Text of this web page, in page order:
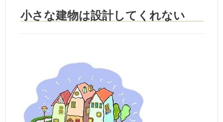
小さな建物は設計してくれない